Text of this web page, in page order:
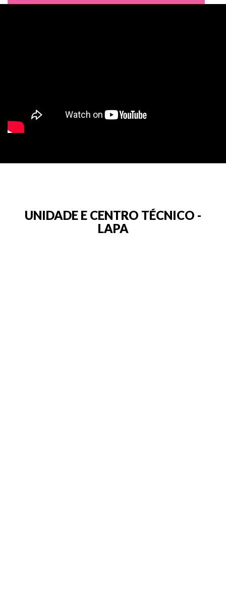
UNIDADE E CENTRO TÉCNICO -
LAPA